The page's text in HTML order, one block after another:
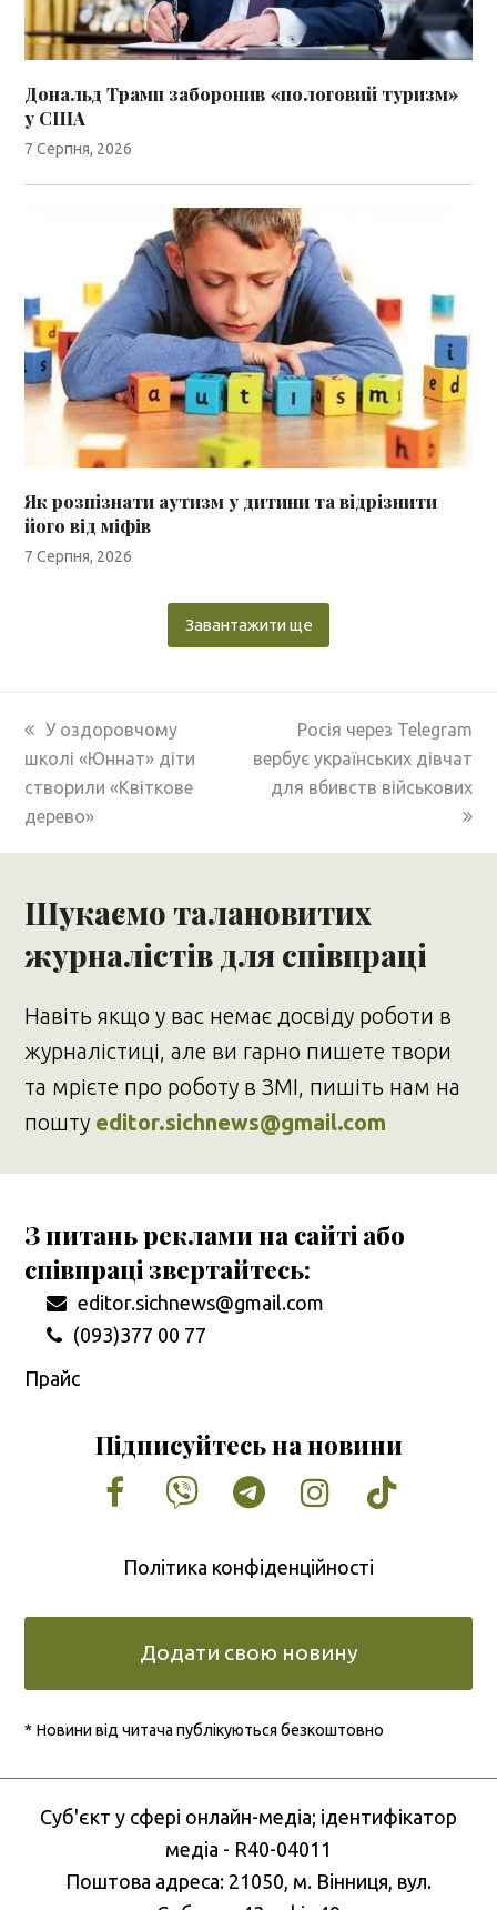
Дональд Трамп заборонив «пологовий туризм»
у США
7 Серпня, 2026
Як розпізнати аутизм у дитини та відрізнити
його від міфів
7 Серпня, 2026
Завантажити ще
previous
post:
У оздоровчому
школі «Юннат» діти
створили «Квіткове
дерево»
next
post:
Росія через Telegram
вербує українських дівчат
для вбивств військових
Шукаємо талановитих
журналістів для співпраці
Навіть якщо у вас немає досвіду роботи в
журналістиці, але ви гарно пишете твори
та мрієте про роботу в ЗМІ, пишіть нам на
пошту editor.sichnews@gmail.com
З питань реклами на сайті або
співпраці звертайтесь:
editor.sichnews@gmail.com
(093)377 00 77
Прайс
Підписуйтесь на новини
Facebook
VimeoTumblrInstagram
Tiktok
Політика конфіденційності
Додати свою новину
* Новини від читача публікуються безкоштовно
Cуб'єкт у сфері онлайн-медіа; ідентифікатор
медіа - R40-04011
Поштова адреса: 21050, м. Вінниця, вул.